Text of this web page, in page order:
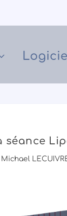
séance
Michael